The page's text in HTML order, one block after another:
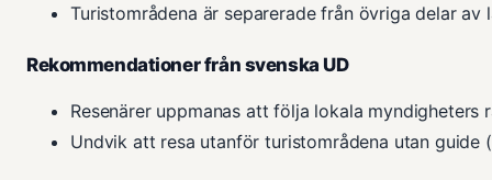
Turistområdena är separerade från övriga delar av
Rekommendationer från svenska UD
Resenärer uppmanas att följa lokala myndigheters
Undvik att resa utanför turistområdena utan guide